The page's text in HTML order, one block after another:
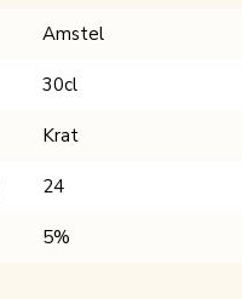
Amstel
30cl
Krat
24
5%